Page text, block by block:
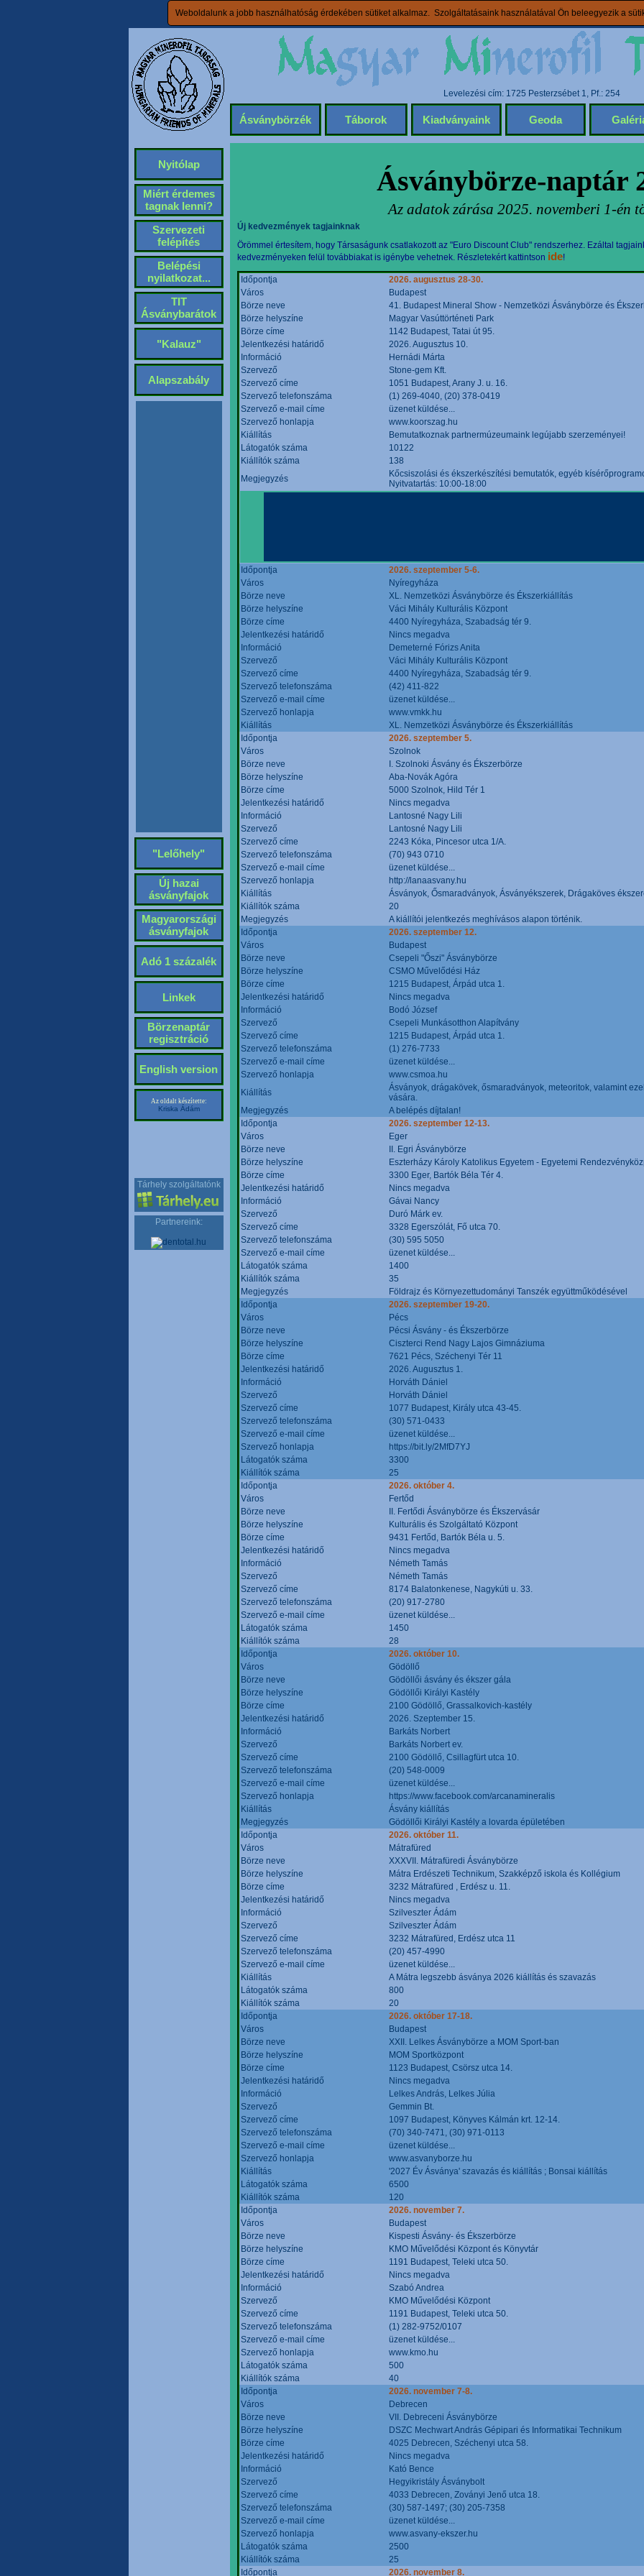
Weboldalunk a jobb használhatóság érdekében sütiket alkalmaz. Szolgáltatásaink használatával Ön beleegyezik a
Levelezési cím: 1725 Pesterzsébet 1, Pf.: 254
Ásványbörzék Táborok Kiadványaink Geoda
Nyitólap
Miért érdemes
tagnak lenni?
Szervezeti
felépítés
Belépési
nyilatkozat...
TIT
Ásványbarátok
"Kalauz"
Alapszabály
"Lelőhely"
Új hazai
ásványfajok
Magyarországi
ásványfajok
Adó 1 százalék
Linkek
Börzenaptár
regisztráció
English version
Az oldalt készítette:
Kriska Ádám
Tárhely szolgáltatónk
Partnereink:
Ásványbörze-naptár
Az adatok zárása 2025. novemberi 1-én
Új kedvezmények tagjainknak
Örömmel értesítem, hogy Társaságunk csatlakozott az "Euro Discount Club" rendszerhez. Ezáltal
kedvezményeken felül továbbiakat is igénybe vehetnek. Részletekért kattintson ide!
Időpontja
2026. augusztus 28-30.
Város
Budapest
Börze neve
41. Budapest Mineral Show - Nemzetközi Ásványbörze és
Börze helyszíne
Magyar Vasúttörténeti Park
Börze címe
1142 Budapest, Tatai út 95.
Jelentkezési határidő
2026. Augusztus 10.
Információ
Hernádi Márta
Szervező
Stone-gem Kft.
Szervező címe
1051 Budapest, Arany J. u. 16.
Szervező telefonszáma
(1) 269-4040, (20) 378-0419
Szervező e-mail címe
üzenet küldése...
Szervező honlapja
www.koorszag.hu
Kiállítás
Bemutatkoznak partnermúzeumaink legújabb szerzeményei!
Látogatók száma
10122
Kiállítók száma
138
Megjegyzés
Kőcsiszolási és ékszerkészítési bemutatók, egyéb
Nyitvatartás: 10:00-18:00
Időpontja
2026. szeptember 5-6.
Város
Nyíregyháza
Börze neve
XL. Nemzetközi Ásványbörze és Ékszerkiállítás
Börze helyszíne
Váci Mihály Kulturális Központ
Börze címe
4400 Nyíregyháza, Szabadság tér 9.
Jelentkezési határidő
Nincs megadva
Információ
Demeterné Fórizs Anita
Szervező
Váci Mihály Kulturális Központ
Szervező címe
4400 Nyíregyháza, Szabadság tér 9.
Szervező telefonszáma
(42) 411-822
Szervező e-mail címe
üzenet küldése...
Szervező honlapja
www.vmkk.hu
Kiállítás
XL. Nemzetközi Ásványbörze és Ékszerkiállítás
Időpontja
2026. szeptember 5.
Város
Szolnok
Börze neve
I. Szolnoki Ásvány és Ékszerbörze
Börze helyszíne
Aba-Novák Agóra
Börze címe
5000 Szolnok, Hild Tér 1
Jelentkezési határidő
Nincs megadva
Információ
Lantosné Nagy Lili
Szervező
Lantosné Nagy Lili
Szervező címe
2243 Kóka, Pincesor utca 1/A.
Szervező telefonszáma
(70) 943 0710
Szervező e-mail címe
üzenet küldése...
Szervező honlapja
http://lanaasvany.hu
Kiállítás
Ásványok, Ősmaradványok, Ásványékszerek, Drágaköves
Kiállítók száma
20
Megjegyzés
A kiállítói jelentkezés meghívásos alapon történik.
Időpontja
2026. szeptember 12.
Város
Budapest
Börze neve
Csepeli "Őszi" Ásványbörze
Börze helyszíne
CSMO Művelődési Ház
Börze címe
1215 Budapest, Árpád utca 1.
Jelentkezési határidő
Nincs megadva
Információ
Bodó József
Szervező
Csepeli Munkásotthon Alapítvány
Szervező címe
1215 Budapest, Árpád utca 1.
Szervező telefonszáma
(1) 276-7733
Szervező e-mail címe
üzenet küldése...
Szervező honlapja
www.csmoa.hu
Kiállítás
Ásványok, drágakövek, ősmaradványok, meteoritok, valamint
vására.
Megjegyzés
A belépés díjtalan!
Időpontja
2026. szeptember 12-13.
Város
Eger
Börze neve
II. Egri Ásványbörze
Börze helyszíne
Eszterházy Károly Katolikus Egyetem - Egyetemi
Börze címe
3300 Eger, Bartók Béla Tér 4.
Jelentkezési határidő
Nincs megadva
Információ
Gávai Nancy
Szervező
Duró Márk ev.
Szervező címe
3328 Egerszólát, Fő utca 70.
Szervező telefonszáma
(30) 595 5050
Szervező e-mail címe
üzenet küldése...
Látogatók száma
1400
Kiállítók száma
35
Megjegyzés
Földrajz és Környezettudományi Tanszék együttműködésével
Időpontja
2026. szeptember 19-20.
Város
Pécs
Börze neve
Pécsi Ásvány - és Ékszerbörze
Börze helyszíne
Ciszterci Rend Nagy Lajos Gimnáziuma
Börze címe
7621 Pécs, Széchenyi Tér 11
Jelentkezési határidő
2026. Augusztus 1.
Információ
Horváth Dániel
Szervező
Horváth Dániel
Szervező címe
1077 Budapest, Király utca 43-45.
Szervező telefonszáma
(30) 571-0433
Szervező e-mail címe
üzenet küldése...
Szervező honlapja
https://bit.ly/2MfD7YJ
Látogatók száma
3300
Kiállítók száma
25
Időpontja
2026. október 4.
Város
Fertőd
Börze neve
II. Fertődi Ásványbörze és Ékszervásár
Börze helyszíne
Kulturális és Szolgáltató Központ
Börze címe
9431 Fertőd, Bartók Béla u. 5.
Jelentkezési határidő
Nincs megadva
Információ
Németh Tamás
Szervező
Németh Tamás
Szervező címe
8174 Balatonkenese, Nagykúti u. 33.
Szervező telefonszáma
(20) 917-2780
Szervező e-mail címe
üzenet küldése...
Látogatók száma
1450
Kiállítók száma
28
Időpontja
2026. október 10.
Város
Gödöllő
Börze neve
Gödöllői ásvány és ékszer gála
Börze helyszíne
Gödöllői Királyi Kastély
Börze címe
2100 Gödöllő, Grassalkovich-kastély
Jelentkezési határidő
2026. Szeptember 15.
Információ
Barkáts Norbert
Szervező
Barkáts Norbert ev.
Szervező címe
2100 Gödöllő, Csillagfürt utca 10.
Szervező telefonszáma
(20) 548-0009
Szervező e-mail címe
üzenet küldése...
Szervező honlapja
https://www.facebook.com/arcanamineralis
Kiállítás
Ásvány kiállítás
Megjegyzés
Gödöllői Királyi Kastély a lovarda épületében
Időpontja
2026. október 11.
Város
Mátrafüred
Börze neve
XXXVII. Mátrafüredi Ásványbörze
Börze helyszíne
Mátra Erdészeti Technikum, Szakképző iskola és Kollégium
Börze címe
3232 Mátrafüred , Erdész u. 11.
Jelentkezési határidő
Nincs megadva
Információ
Szilveszter Ádám
Szervező
Szilveszter Ádám
Szervező címe
3232 Mátrafüred, Erdész utca 11
Szervező telefonszáma
(20) 457-4990
Szervező e-mail címe
üzenet küldése...
Kiállítás
A Mátra legszebb ásványa 2026 kiállítás és szavazás
Látogatók száma
800
Kiállítók száma
20
Időpontja
2026. október 17-18.
Város
Budapest
Börze neve
XXII. Lelkes Ásványbörze a MOM Sport-ban
Börze helyszíne
MOM Sportközpont
Börze címe
1123 Budapest, Csörsz utca 14.
Jelentkezési határidő
Nincs megadva
Információ
Lelkes András, Lelkes Júlia
Szervező
Gemmin Bt.
Szervező címe
1097 Budapest, Könyves Kálmán krt. 12-14.
Szervező telefonszáma
(70) 340-7471, (30) 971-0113
Szervező e-mail címe
üzenet küldése...
Szervező honlapja
www.asvanyborze.hu
Kiállítás
'2027 Év Ásványa' szavazás és kiállítás ; Bonsai kiállítás
Látogatók száma
6500
Kiállítók száma
120
Időpontja
2026. november 7.
Város
Budapest
Börze neve
Kispesti Ásvány- és Ékszerbörze
Börze helyszíne
KMO Művelődési Központ és Könyvtár
Börze címe
1191 Budapest, Teleki utca 50.
Jelentkezési határidő
Nincs megadva
Információ
Szabó Andrea
Szervező
KMO Művelődési Központ
Szervező címe
1191 Budapest, Teleki utca 50.
Szervező telefonszáma
(1) 282-9752/0107
Szervező e-mail címe
üzenet küldése...
Szervező honlapja
www.kmo.hu
Látogatók száma
500
Kiállítók száma
40
Időpontja
2026. november 7-8.
Város
Debrecen
Börze neve
VII. Debreceni Ásványbörze
Börze helyszíne
DSZC Mechwart András Gépipari és Informatikai Technikum
Börze címe
4025 Debrecen, Széchenyi utca 58.
Jelentkezési határidő
Nincs megadva
Információ
Kató Bence
Szervező
Hegyikristály Ásványbolt
Szervező címe
4033 Debrecen, Zoványi Jenő utca 18.
Szervező telefonszáma
(30) 587-1497; (30) 205-7358
Szervező e-mail címe
üzenet küldése...
Szervező honlapja
www.asvany-ekszer.hu
Látogatók száma
2500
Kiállítók száma
25
Időpontja
2026. november 8.